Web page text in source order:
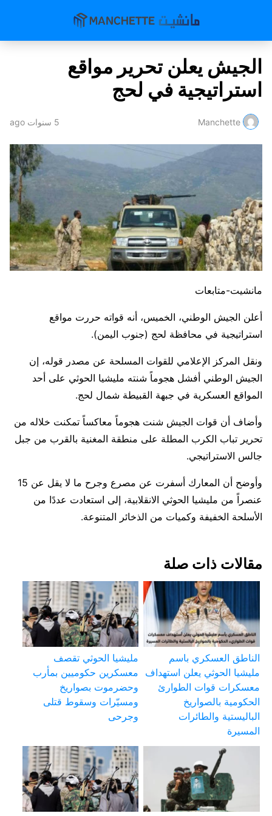
الجيش يعلن تحرير مواقع
استراتيجية في لحج
Manchette 5 سنوات ago
مانشيت-متابعات
أعلن الجيش الوطني، الخميس، أنه قواته حررت مواقع
استراتيجية في محافظة لحج (جنوب اليمن).
ونقل المركز الإعلامي للقوات المسلحة عن مصدر قوله، إن
الجيش الوطني أفشل هجوماً شنته مليشيا الحوثي على أحد
المواقع العسكرية في جبهة القبيطة شمال لحج.
وأضاف أن قوات الجيش شنت هجوماً معاكساً تمكنت خلاله من
تحرير تباب الكرب المطلة على منطقة المغنية بالقرب من جبل
جالس الاستراتيجي.
وأوضح أن المعارك أسفرت عن مصرع وجرح ما لا يقل عن 15
عنصراً من مليشيا الحوثي الانقلابية، إلى استعادت عددًا من
الأسلحة الخفيفة وكميات من الذخائر المتنوعة.
مقالات ذات صلة
الناطق العسكري باسم
مليشيا الحوثي يعلن استهداف
معسكرات قوات الطوارئ
الحكومية بالصواريخ
الباليستية والطائرات
المسيرة
مليشيا الحوثي تقصف
معسكرين حكوميين بمأرب
وحضرموت بصواريخ
ومسيّرات وسقوط قتلى
وجرحى